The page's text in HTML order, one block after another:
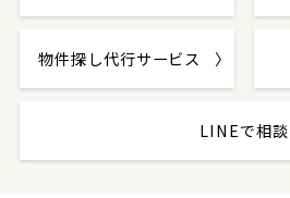
物件探し代行サービス
LINEで相談